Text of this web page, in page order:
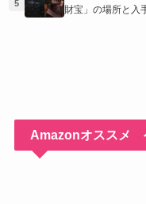
5
財宝」の場所と入
Amazonオススメ